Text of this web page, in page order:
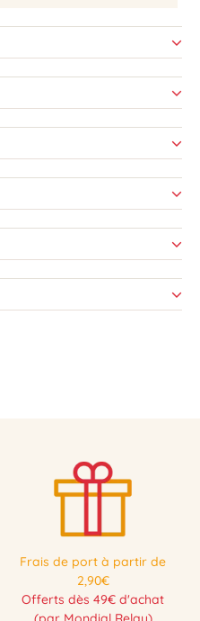
Frais de port à partir de
2,90€
Offerts dès 49€ d'achat